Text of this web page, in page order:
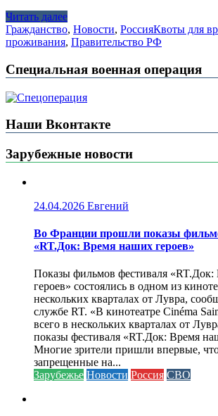
Читать далее
Гражданство, Новости, РоссияКвоты для
проживания, Правительство РФ
Специальная военная операция
Наши Вконтакте
Зарубежные новости
24.04.2026 Евгений
Во Франции прошли показы
«RT.Док: Время наших героев»
Показы фильмов фестиваля
героев» состоялись в одном из
нескольких кварталах от Лувра,
службе RT. «В кинотеатре Cinéma
всего в нескольких кварталах от
показы фестиваля «RT.Док: Время
Многие зрители пришли впервые,
запрещенные на...
Зарубежье Новости Россия СВО